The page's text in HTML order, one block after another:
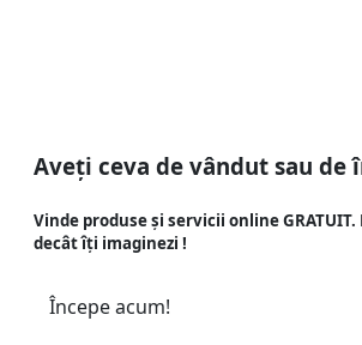
Aveți ceva de vândut sau de
Vinde produse și servicii online GRATUIT.
decât îți imaginezi !
Începe acum!